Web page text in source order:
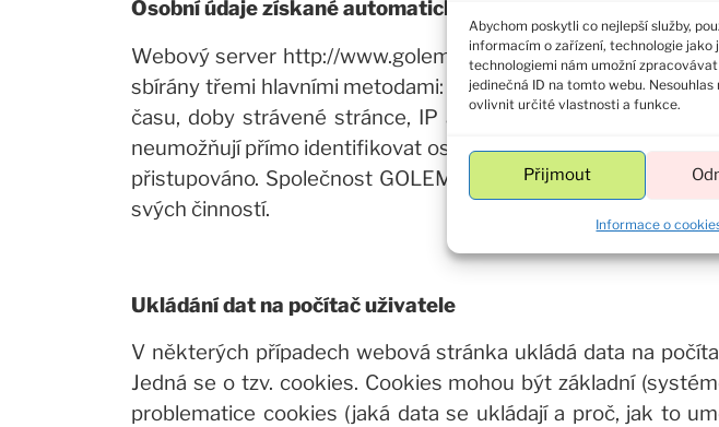
Abychom poskytli co nejlepší služby,
informacím o zařízení, technologie jako
technologiemi nám umožní
jedinečná ID na tomto webu.
ovlivnit určité vlastnosti a funkce.
Přijmout
Informace o
Osobní údaje získané automaticky
Webový server http://www.golem-paliva.cz automaticky
sbírány třemi hlavními metodami: vlastní logy www serveru,
času, doby strávené stránce, IP adresy, údaj o operačním
neumožňují přímo identifikovat osobu, ale umožňují ve
přistupováno. Společnost GOLEM-paliva s.r.o. používá
svých činností.
Ukládání dat na počítač uživatele
V některých případech webová stránka ukládá data na
Jedná se o tzv. cookies. Cookies mohou být základní
problematice cookies (jaká data se ukládají a proč, jak to